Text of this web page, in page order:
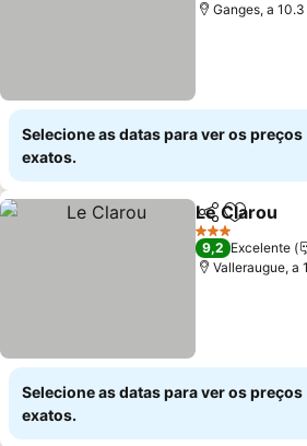
Ganges, a
Selecione as datas para ver os preços
exatos.
Partilhar
Le Clarou
3 Estrelas
9,2 Excelente
Valleraugue, a
Selecione as datas para ver os preços
exatos.